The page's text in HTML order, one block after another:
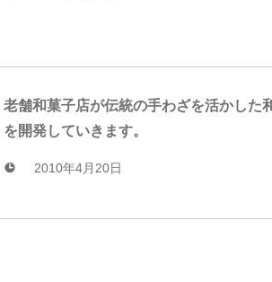
老舗和菓子店が伝統の手わざを活かした
を開発していきます。
2010年4月20日